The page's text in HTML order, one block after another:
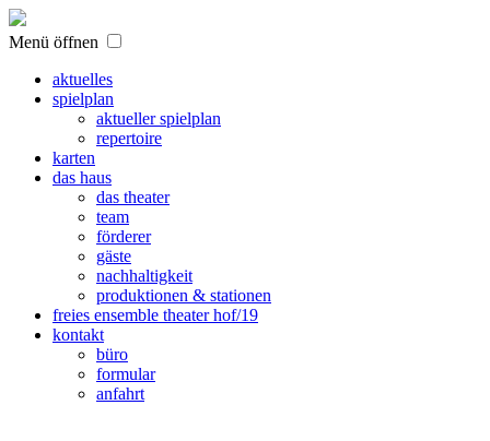
Menü öffnen
aktuelles
spielplan
aktueller spielplan
repertoire
karten
das haus
das theater
team
förderer
gäste
nachhaltigkeit
produktionen & stationen
freies ensemble theater hof/19
kontakt
büro
formular
anfahrt